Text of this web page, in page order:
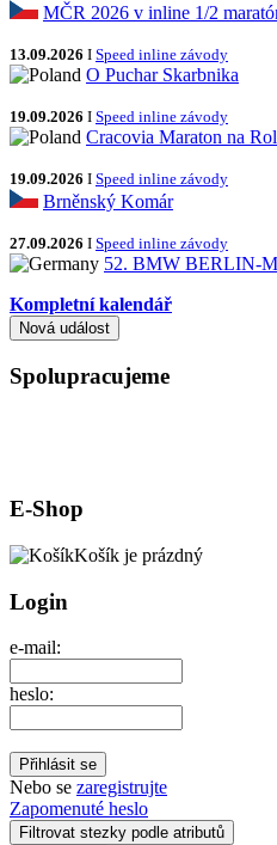
MČR 2026 v inline 1/2
13.09.2026 I Speed inline závody
O Puchar Skarbnika
19.09.2026 I Speed inline závody
Cracovia Maraton na
19.09.2026 I Speed inline závody
Brněnský Komár
27.09.2026 I Speed inline závody
52. BMW BERLIN-
Kompletní kalendář
Spolupracujeme
E-Shop
Košík je prázdný
Login
e-mail:
heslo:
Nebo se zaregistrujte
Zapomenuté heslo
Filtrovat stezky podle atributů